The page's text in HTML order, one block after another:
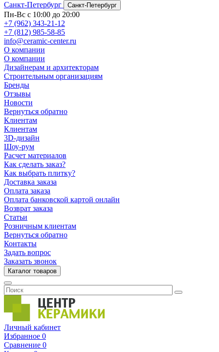
Санкт-Петербург
Санкт-Петербург
Пн-Вс с 10:00 до 20:00
+7 (962) 343-21-12
+7 (812) 985-58-85
info@ceramic-center.ru
О компании
О компании
Дизайнерам и архитекторам
Строительным организациям
Бренды
Отзывы
Новости
Вернуться обратно
Клиентам
Клиентам
3D-дизайн
Шоу-рум
Расчет материалов
Как сделать заказ?
Как выбрать плитку?
Доставка заказа
Оплата заказа
Оплата банковской картой онлайн
Возврат заказа
Статьи
Розничным клиентам
Вернуться обратно
Контакты
Задать вопрос
Заказать звонок
Каталог товаров
Личный кабинет
Избранное 0
Сравнение 0